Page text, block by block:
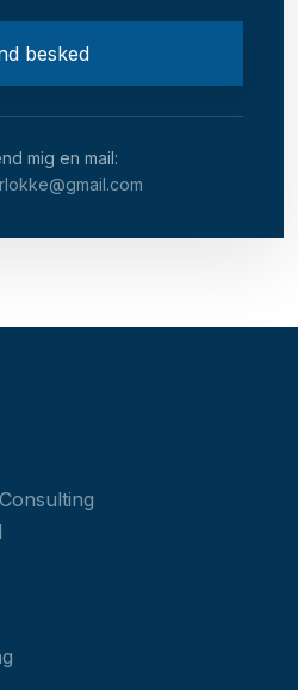
mig en mail: